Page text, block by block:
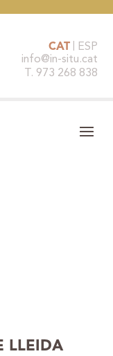
ESP
CAT
info@in-situ.cat
T. 973 268 838
LLEIDA